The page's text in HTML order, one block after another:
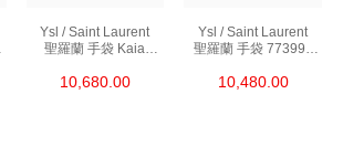
Ysl / Saint Laurent
聖羅蘭 手袋 Kaia
單肩包/斜挎包
10,680.00
Ysl / Saint Laurent
聖羅蘭 手袋 773995
斜挎包/手提包
10,480.00